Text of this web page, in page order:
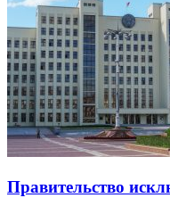
Правительство